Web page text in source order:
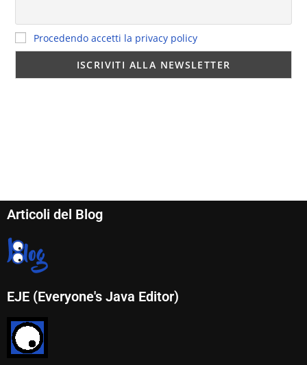
Procedendo accetti la privacy policy
Articoli del Blog
EJE (Everyone's Java Editor)